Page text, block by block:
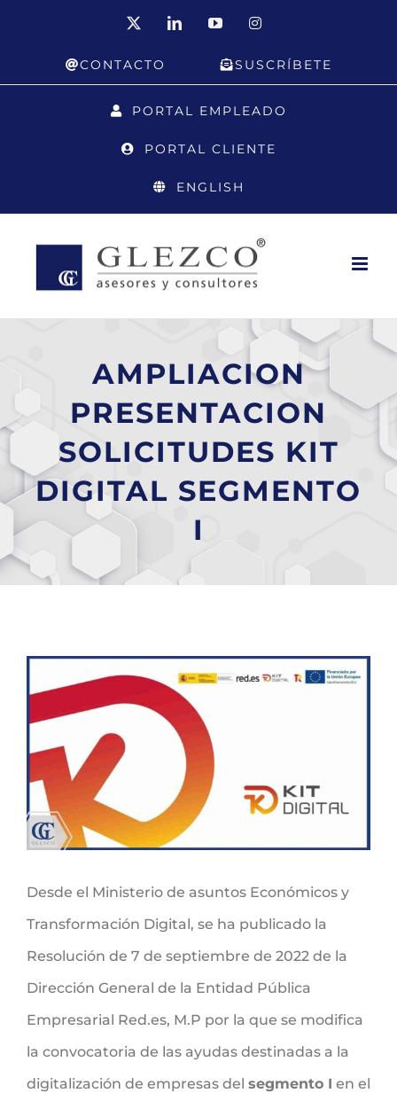
LinkedInYouTubeInstagram
CONTACTO SUSCRÍBETE
PORTAL EMPLEADO
PORTAL CLIENTE
ENGLISH
AMPLIACION
PRESENTACION
SOLICITUDES KIT
DIGITAL SEGMENTO
I
imagen
grande
Desde el Ministerio de asuntos Económicos y
Transformación Digital, se ha publicado la
Resolución de 7 de septiembre de 2022 de la
Dirección General de la Entidad Pública
Empresarial Red.es, M.P por la que se modifica
la convocatoria de las ayudas destinadas a la
digitalización de empresas del segmento I en el